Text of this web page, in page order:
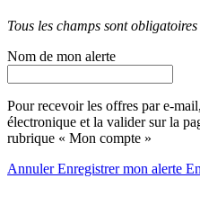
Tous les champs sont obligatoires
Nom de mon alerte
Pour recevoir les offres par e-
électronique et la valider sur la
rubrique « Mon compte »
AnnulerEnregistrer mon alerte